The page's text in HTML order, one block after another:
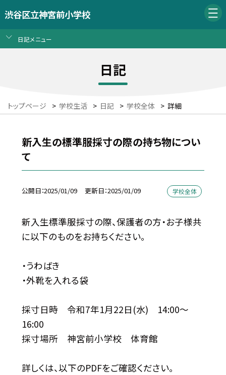
渋谷区立神宮前小学校
日記メニュー
日記
トップページ > 学校生活 > 日記 > 学校全体 > 詳細
新入生の標準服採寸の際の持ち物につい
て
公開日 2025/01/09 更新日 2025/01/09 学校全体
新入生標準服採寸の際、保護者の方・お子様共
に以下のものをお持ちください。
・うわばき
・外靴を入れる袋
採寸日時 令和7年1月22日(水) 14:00〜
16:00
採寸場所 神宮前小学校 体育館
詳しくは、以下のPDFをご確認ください。